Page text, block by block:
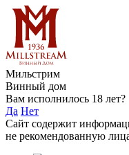
Мильстрим
Винный дом
Вам исполнилось 18 лет?
Да Нет
Сайт содержит
не рекомендованную